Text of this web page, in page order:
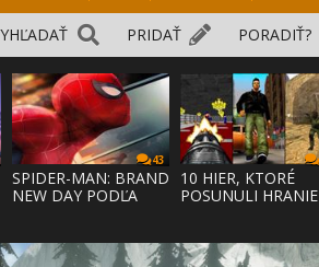
PORADIŤ?
PRIDAŤ
43
SPIDER-MAN: BRAND
NEW DAY PODĽA
10 HIER, KTORÉ
POSUNULI HRANIE